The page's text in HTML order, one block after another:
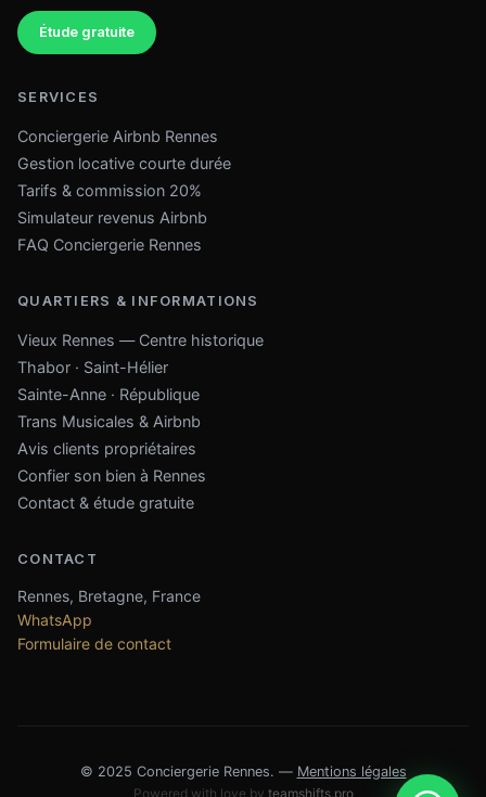
Étude gratuite
SERVICES
Conciergerie Airbnb Rennes
Gestion locative courte durée
Tarifs & commission 20%
Simulateur revenus Airbnb
FAQ Conciergerie Rennes
QUARTIERS & INFORMATIONS
Vieux Rennes — Centre historique
Thabor · Saint-Hélier
Sainte-Anne · République
Trans Musicales & Airbnb
Avis clients propriétaires
Confier son bien à Rennes
Contact & étude gratuite
CONTACT
Rennes, Bretagne, France
WhatsApp
Formulaire de contact
© 2025 Conciergerie Rennes. — Mentions légales
Powered with love by teamshifts.pro